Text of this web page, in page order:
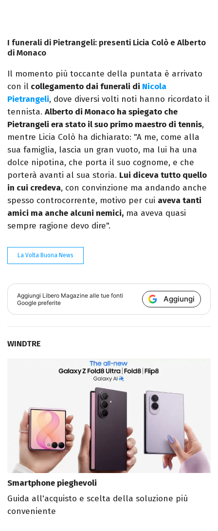
I funerali di Pietrangeli: presenti Licia Colò e Alberto
di Monaco
Il momento più toccante della puntata è arrivato
con il collegamento dai funerali di Nicola
Pietrangeli, dove diversi volti noti hanno ricordato il
tennista. Alberto di Monaco ha spiegato che
Pietrangeli era stato il suo primo maestro di tennis,
mentre Licia Colò ha dichiarato: "A me, come alla
sua famiglia, lascia un gran vuoto, ma lui ha una
dolce nipotina, che porta il suo cognome, e che
porterà avanti al sua storia. Lui diceva tutto quello
in cui credeva, con convinzione ma andando anche
spesso controcorrente, motivo per cui aveva tanti
amici ma anche alcuni nemici, ma aveva quasi
sempre ragione devo dire".
La Volta Buona News
Aggiungi Libero Magazine alle tue fonti
Google preferite
Aggiungi
WINDTRE
Smartphone pieghevoli
Guida all'acquisto e scelta della soluzione più
conveniente